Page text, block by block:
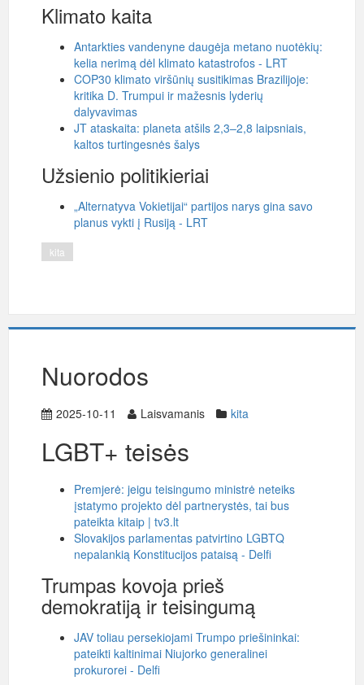
Klimato kaita
Antarkties vandenyne daugėja metano nuotėkių:
kelia nerimą dėl klimato katastrofos - LRT
COP30 klimato viršūnių susitikimas Brazilijoje:
kritika D. Trumpui ir mažesnis lyderių
dalyvavimas
JT ataskaita: planeta atšils 2,3–2,8 laipsniais,
kaltos turtingesnės šalys
Užsienio politikieriai
„Alternatyva Vokietijai“ partijos narys gina savo
planus vykti į Rusiją - LRT
kita
Nuorodos
2025-10-11 Laisvamanis kita
LGBT+ teisės
Premjerė: jeigu teisingumo ministrė neteiks
įstatymo projekto dėl partnerystės, tai bus
pateikta kitaip | tv3.lt
Slovakijos parlamentas patvirtino LGBTQ
nepalankią Konstitucijos pataisą - Delfi
Trumpas kovoja prieš
demokratiją ir teisingumą
JAV toliau persekiojami Trumpo priešininkai:
pateikti kaltinimai Niujorko generalinei
prokurorei - Delfi